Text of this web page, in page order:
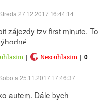
27.12.2017 16:44:14
zájezdy tzv first minute. To
| Nesouhlasím | 0
25.11.2017 17:46:37
autem. Dále bych